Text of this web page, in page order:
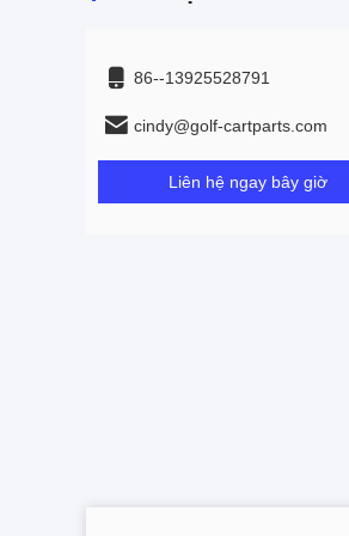
86--13925528791
cindy@golf-cartparts.com
Liên hệ ngay bây giờ